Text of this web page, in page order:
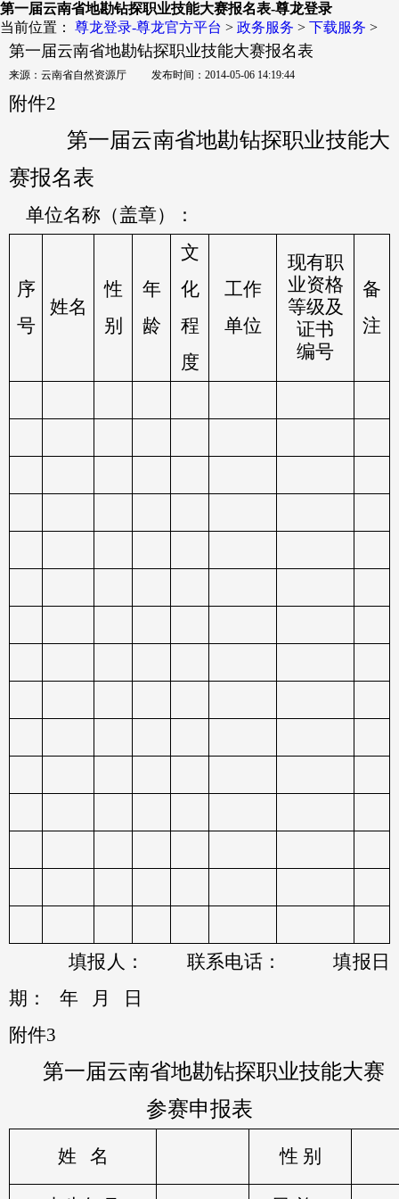
第一届云南省地勘钻探职业技能大赛报名表-尊龙登录
当前位置： 尊龙登录-尊龙官方平台 > 政务服务 > 下载服务 >
第一届云南省地勘钻探职业技能大赛报名表
来源：云南省自然资源厅 发布时间：2014-05-06 14:19:44
附件2
第一届云南省地勘钻探职业技能大
赛报名表
单位名称（盖章）：
序
号
姓名
性
别
年
龄
文
化
程
度
工作
单位
现有职
业资格
等级及
证书
编号
备
注
填报人： 联系电话：
填报日
期：
年 月
日
附件3
第一届云南省地勘钻探职业技能大赛
参赛申报表
姓 名 性 别